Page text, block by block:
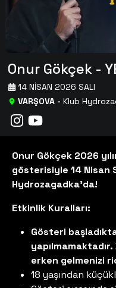
Onur Gökçek -
VARŞOVA- Klub
14 NISAN 2026 SALI
Onur Gökçek 2026
gösterisiyle 14 Nisan
Hydrozagadka'da!
Etkinlik Kuralları:
Gösteri
erken gelmenizi
18 yaşından